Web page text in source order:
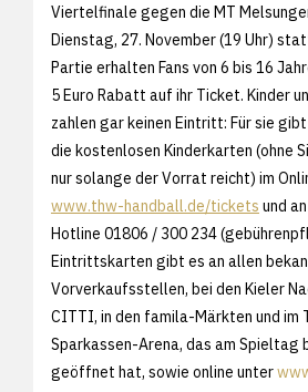
Viertelfinale gegen die MT
Dienstag, 27. November (19 Uhr)
Partie erhalten Fans von 6 bis 16
5 Euro Rabatt auf ihr Ticket. Kinder
zahlen gar keinen Eintritt: Für sie
die kostenlosen Kinderkarten (ohne
nur solange der Vorrat reicht) im
www.thw-handball.de/tickets und
Hotline 01806 / 300 234
Eintrittskarten gibt es an allen
Vorverkaufsstellen, bei den Kieler
CITTI, in den famila-Märkten und im
Sparkassen-Arena, das am Spieltag
geöffnet hat, sowie online unter